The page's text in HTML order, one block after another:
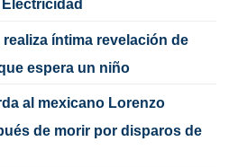
íntima revelación de
espera un niño
al mexicano Lorenzo
de morir por disparos de